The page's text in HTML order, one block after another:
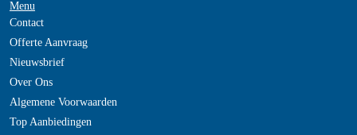
Menu
Contact
Offerte Aanvraag
Nieuwsbrief
Over Ons
Algemene Voorwaarden
Top Aanbiedingen